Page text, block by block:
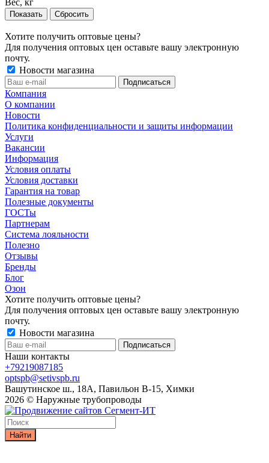
Вес, кг
Сбросить
Хотите получить оптовые цены?
Для получения оптовых цен оставьте вашу электронную
почту.
Новости магазина
Компания
О компании
Новости
Политика конфиденциальности и защиты информации
Услуги
Вакансии
Информация
Условия оплаты
Условия доставки
Гарантия на товар
Полезные документы
ГОСТы
Партнерам
Система лояльности
Полезно
Отзывы
Бренды
Блог
Озон
Хотите получить оптовые цены?
Для получения оптовых цен оставьте вашу электронную
почту.
Новости магазина
Наши контакты
+79219087185
optspb@setivspb.ru
Вашутинское ш., 18А, Павильон В-15, Химки
2026 © Наружные трубопроводы
Найти